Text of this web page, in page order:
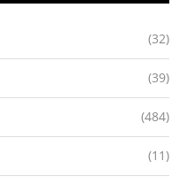
(32)
(39)
(484)
(11)